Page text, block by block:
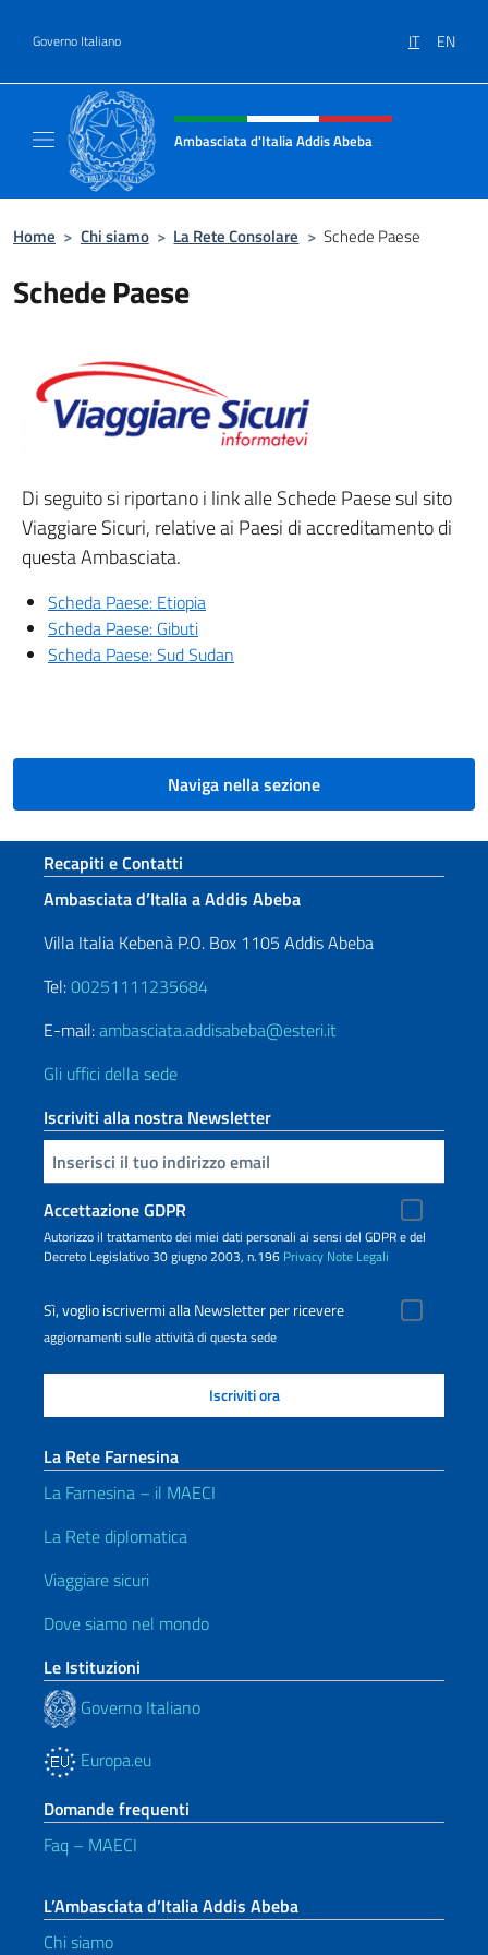
Governo Italiano IT EN
Intestazione sito, social e menù
Ambasciata d'Italia Addis Abeba
Home > Chi siamo > La Rete Consolare > Schede Paese
Schede Paese
Di seguito si riportano i link alle Schede Paese sul sito
Viaggiare Sicuri, relative ai Paesi di accreditamento di
questa Ambasciata.
Scheda Paese: Etiopia
Scheda Paese: Gibuti
Scheda Paese: Sud Sudan
Naviga nella sezione
Sezione footer
Recapiti e Contatti
Ambasciata d’Italia a Addis Abeba
Villa Italia Kebenà P.O. Box 1105 Addis Abeba
Tel:00251111235684
E-mail:ambasciata.addisabeba@esteri.it
Gli uffici della sede
Iscriviti alla nostra Newsletter
Inserisci la tua email
Accettazione GDPR
Autorizzo il trattamento dei miei dati personali ai sensi del GDPR e del
Decreto Legislativo 30 giugno 2003, n.196 Privacy Note Legali
Sì, voglio iscrivermi alla Newsletter per ricevere
aggiornamenti sulle attività di questa sede
La Rete Farnesina
La Farnesina – il MAECI
La Rete diplomatica
Viaggiare sicuri
Dove siamo nel mondo
Le Istituzioni
Governo Italiano
Europa.eu
Domande frequenti
Faq – MAECI
L’Ambasciata d’Italia Addis Abeba
Chi siamo